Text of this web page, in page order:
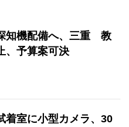
知機配備へ、三重 教
、予算案可決
着室に小型カメラ、30